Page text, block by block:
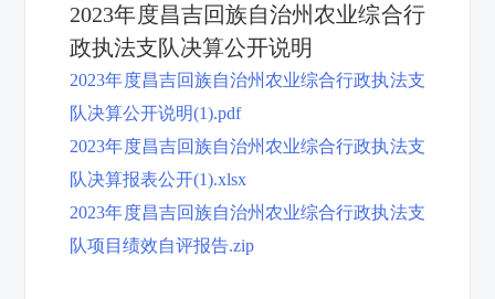
2023年度昌吉回族自治州农业综合行
政执法支队决算公开说明
2023年度昌吉回族自治州农业综合行政执法支
队决算公开说明(1).pdf
2023年度昌吉回族自治州农业综合行政执法支
队决算报表公开(1).xlsx
2023年度昌吉回族自治州农业综合行政执法支
队项目绩效自评报告.zip